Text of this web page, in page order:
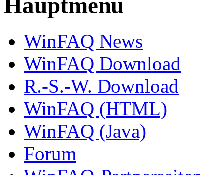
Hauptmenü
WinFAQ News
WinFAQ Download
R.-S.-W. Download
WinFAQ (HTML)
WinFAQ (Java)
Forum